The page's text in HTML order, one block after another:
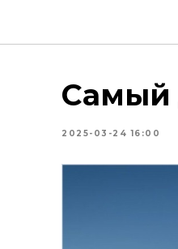
Самый
2025-03-24 16:00